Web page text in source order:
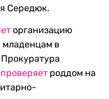
Середюк.
организацию
в
проверяет роддом на